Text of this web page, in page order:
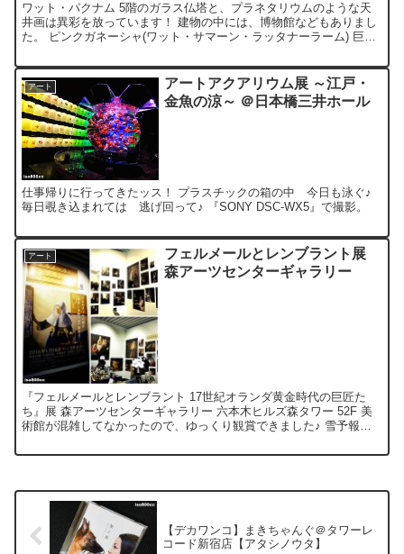
ワット・パクナム 5階のガラス仏塔と、プラネタリウムのような天
井画は異彩を放っています！ 建物の中には、博物館などもありまし
た。 ピンクガネーシャ(ワット・サマーン・ラッタナーラーム) 巨大
アート
アートアクアリウム展 ～江戸・
金魚の涼～ ＠日本橋三井ホール
仕事帰りに行ってきたッス！ プラスチックの箱の中 今日も泳ぐ♪
毎日覗き込まれては 逃げ回って♪ 『SONY DSC-WX5』で撮影。
アート
フェルメールとレンブラント展
森アーツセンターギャラリー
『フェルメールとレンブラント 17世紀オランダ黄金時代の巨匠た
ち』展 森アーツセンターギャラリー 六本木ヒルズ森タワー 52F 美
術館が混雑してなかったので、ゆっくり観賞できました♪ 雪予報だ
【デカワンコ】まきちゃんぐ＠タワーレ
コード新宿店【アタシノウタ】